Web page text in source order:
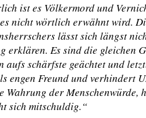
ist es Völkermord und
nicht wörtlich erwähnt wird.
lässt sich längst
erklären. Es sind die gleichen
aufs schärfste geächtet und
engen Freund und verhindert
der Menschenwürde,
sich mitschuldig.“